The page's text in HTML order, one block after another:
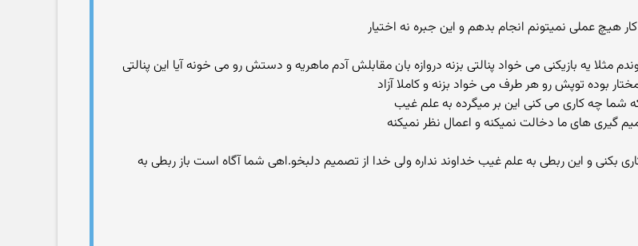
یه بازیکنی می خواد پنالتی بزنه دروازه بان مقابلش آدم ماهریه و دستش رو می خونه آیا این پنالتی
بوده توپش رو هر طرف می خواد بزنه و کاملا آزاد
شما چه کاری می کنی این بر میگرده به علم غیب
بکنی و این ربطی به علم غیب خداوند نداره ولی خدا از تصمیم دلبخو.اهی شما آگاه است باز ربطی به